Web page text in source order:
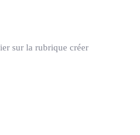
sur la rubrique créer